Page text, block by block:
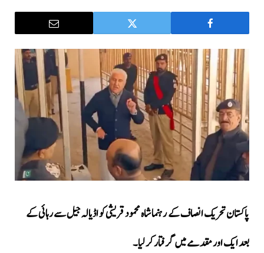
پاکستان تحریک انصاف کے رہنما شاہ محمود قریشی کو اڈیالہ جیل سے رہائی کے
بعد ایک اور مقدمے میں گرفتار کر لیا۔